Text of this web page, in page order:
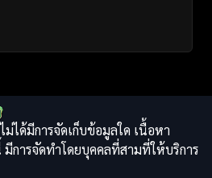
ได้มีการจัดเก็บข้อมูลใด เนื้อหา
การจัดทำโดยบุคคลที่สามที่ให้บริการ